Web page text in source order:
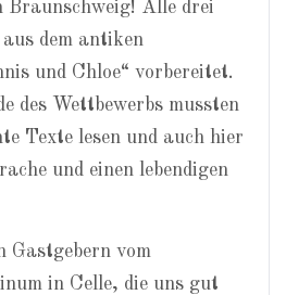
Braunschweig! Alle drei
dem antiken
und Chloe“ vorbereitet.
des Wettbewerbs mussten
Texte lesen und auch hier
und einen lebendigen
Gastgebern vom
in Celle, die uns gut